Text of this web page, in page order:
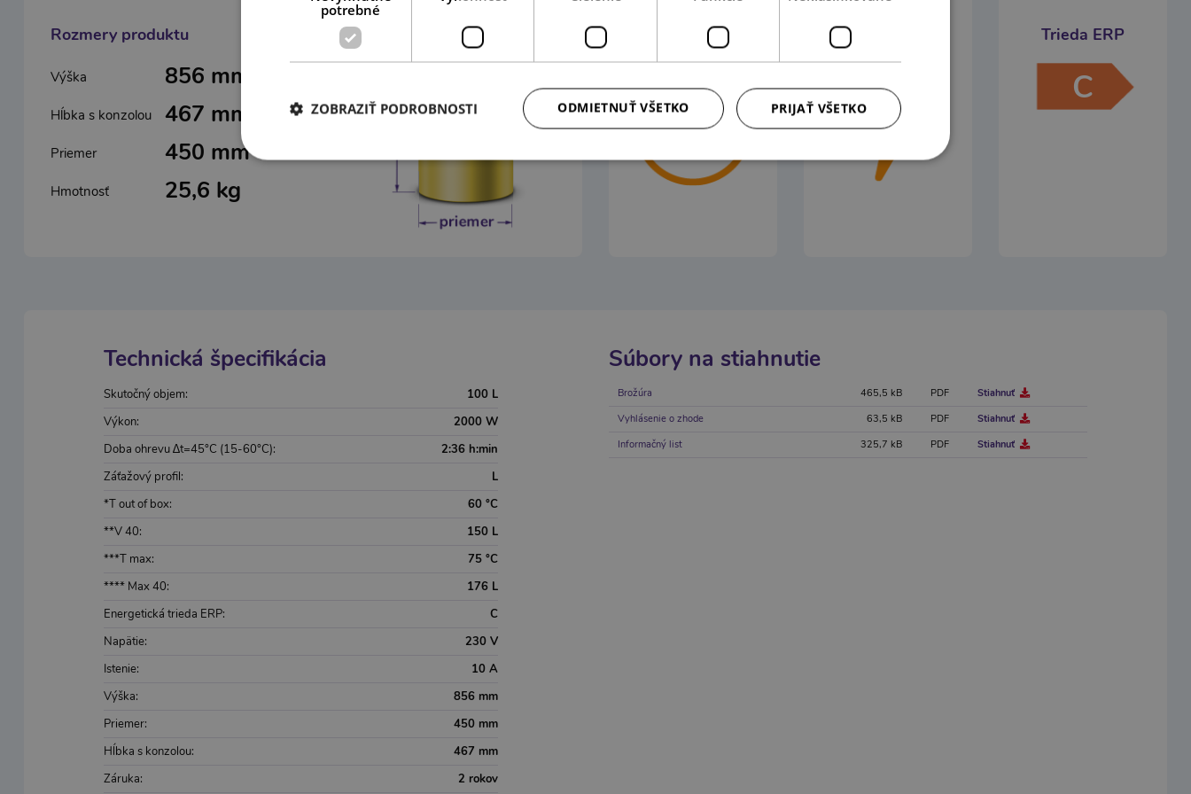
Rozmery produktu
Výška 856 mm
Hĺbka s konzolou 467 mm
Priemer 450 mm
Hmotnosť 25,6 kg
Skutočný objem
100 2000
Trieda ERP
C
Technická špecifikácia
Skutočný objem:
100 L
Výkon:
2000 W
Doba ohrevu ∆t=45°C (15-60°C):
2:36 h:min
Záťažový profil:
L
*T out of box:
60 °C
**V 40:
150 L
***T max:
75 °C
**** Max 40:
176 L
Energetická trieda ERP:
C
Napätie:
230 V
Istenie:
10 A
Výška:
856 mm
Priemer:
450 mm
Hĺbka s konzolou:
467 mm
Záruka:
2 rokov
Súbory na stiahnutie
Brožúra 465,5 kB PDF
Stiahnuť
Vyhlásenie o zhode
63,5 kB PDF
Stiahnuť
Informačný list
325,7 kB PDF Stiahnuť
potrebné
PRIJAŤ VŠETKO
ODMIETNUŤ VŠETKO
ZOBRAZIŤ PODROBNOSTI